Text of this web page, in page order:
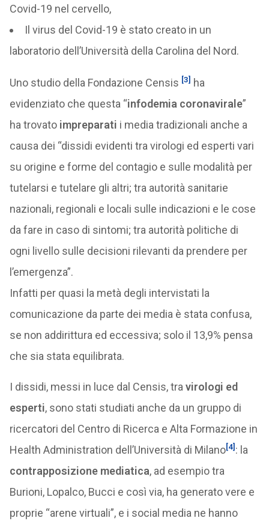
Covid-19 nel cervello,
Il virus del Covid-19 è stato creato in un
laboratorio dell’Università della Carolina del Nord.
Uno studio della Fondazione Censis [3] ha
evidenziato che questa “infodemia coronavirale”
ha trovato impreparati i media tradizionali anche a
causa dei “dissidi evidenti tra virologi ed esperti vari
su origine e forme del contagio e sulle modalità per
tutelarsi e tutelare gli altri; tra autorità sanitarie
nazionali, regionali e locali sulle indicazioni e le cose
da fare in caso di sintomi; tra autorità politiche di
ogni livello sulle decisioni rilevanti da prendere per
l’emergenza”.
Infatti per quasi la metà degli intervistati la
comunicazione da parte dei media è stata confusa,
se non addirittura ed eccessiva; solo il 13,9% pensa
che sia stata equilibrata.
I dissidi, messi in luce dal Censis, tra virologi ed
esperti, sono stati studiati anche da un gruppo di
ricercatori del Centro di Ricerca e Alta Formazione in
Health Administration dell’Università di Milano[4] : la
contrapposizione mediatica, ad esempio tra
Burioni, Lopalco, Bucci e così via, ha generato vere e
proprie “arene virtuali”, e i social media ne hanno